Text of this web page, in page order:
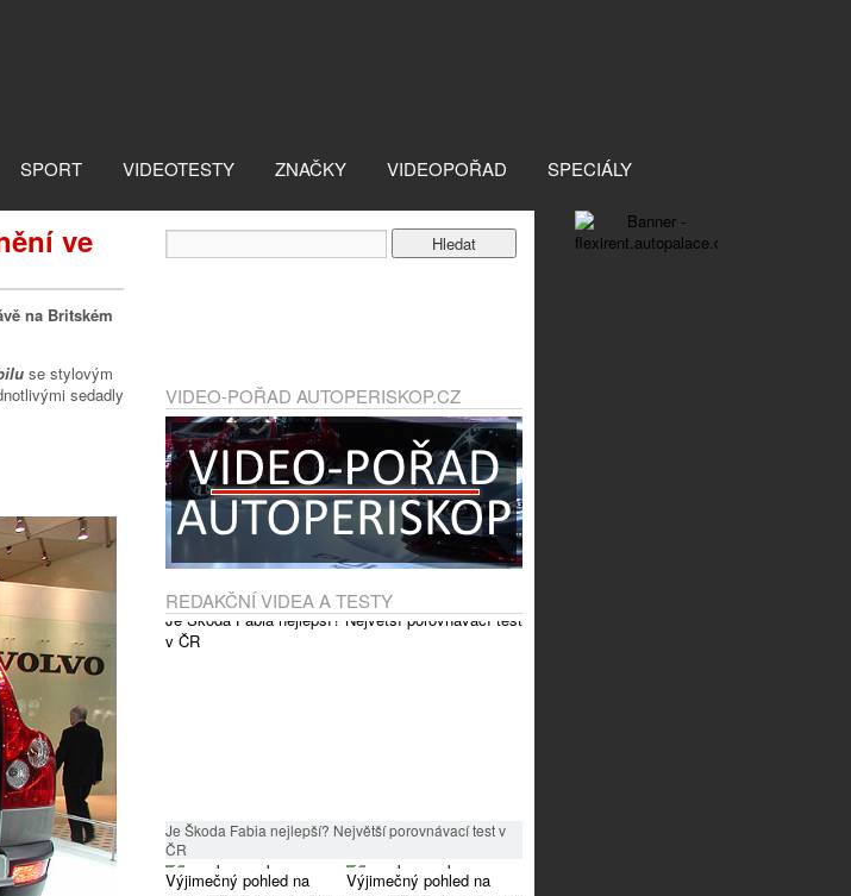
SPORT VIDEOTESTY ZNAČKY VIDEOPOŘAD SPECIÁLY
ve
na Britském
se stylovým
sedadly
VIDEO-POŘAD AUTOPERISKOP.CZ
REDAKČNÍ VIDEA A TESTY
Je Škoda Fabia nejlepší? Největší porovnávací test v
ČR